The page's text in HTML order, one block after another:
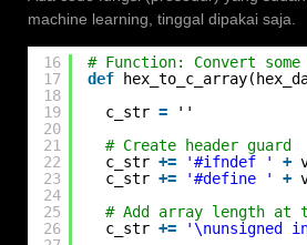
machine learning, tinggal dipakai saja.
16
17
18
19
20
21
22
23
24
25
26
# Function: Convert
def
c_str =
''
# Create header guard
c_str += '#ifndef ' +
c_str += '#define ' +
# Add array length
c_str += '\nunsigned